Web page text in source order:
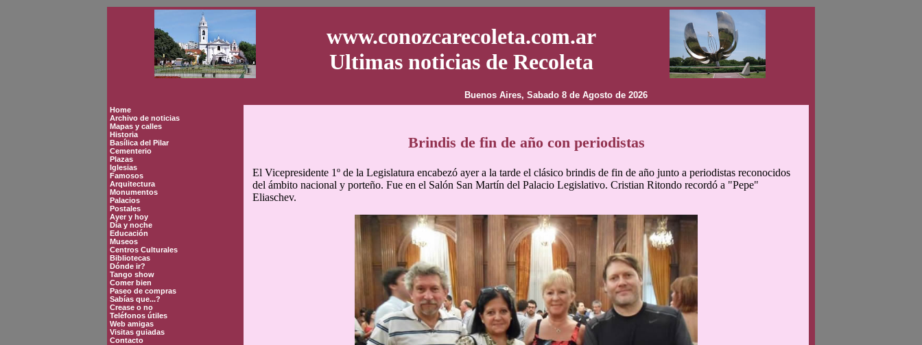
www.conozcarecoleta.com.ar
Ultimas noticias de Recoleta
Buenos Aires, Sabado 8 de Agosto de 2026
Home
Archivo de noticias
Mapas y calles
Historia
Basílica del Pilar
Cementerio
Plazas
Iglesias
Famosos
Arquitectura
Monumentos
Palacios
Postales
Ayer y hoy
Día y noche
Educación
Museos
Centros Culturales
Bibliotecas
Dónde ir?
Tango show
Comer bien
Paseo de compras
Sabías que...?
Crease o no
Teléfonos útiles
Web amigas
Visitas guiadas
Contacto
Brindis de fin de año con periodistas
El Vicepresidente 1º de la Legislatura encabezó ayer a la tarde el clásico brindis de fin de año junto a periodistas reconocidos
del ámbito nacional y porteño. Fue en el Salón San Martín del Palacio Legislativo. Cristian Ritondo recordó a "Pepe"
Eliaschev.